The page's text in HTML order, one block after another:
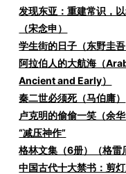
发现东亚：重建常识，
（宋念申）
学生街的日子（东野圭吾
阿拉伯人的大航海（
Ancient and Early）
秦二世必须死（马伯庸）
卢克明的偷偷一笑（余
“减压神作”
格林文集（6册）（格雷
中国古代十大禁书：剪灯